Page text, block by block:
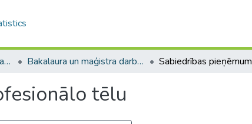
B --- Bij. Sociālo zinātņu fakultātes noslēguma darbi / Faculty of Social Sciences - Graduate works Bakalaura un maģistra darbi (SZF) / Bachelor's and Master's theses
tēlu